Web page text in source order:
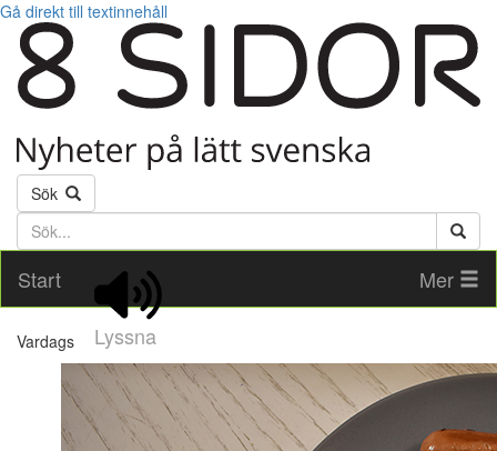
Gå direkt till textinnehåll
Sök
Söktext
Start
Lyssna
Mer
Vardags